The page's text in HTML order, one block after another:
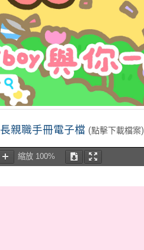
親職手冊電子檔 (點擊下載檔案)
縮放 100%